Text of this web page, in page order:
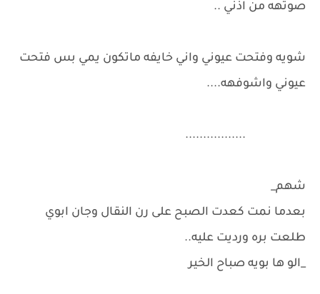
صوتهه من اذني ..
شويه وفتحت عيوني واني خايفه ماتكون يمي بس فتحت
عيوني واشوفهه....
.................
شهم_
بعدما نمت كعدت الصبح على رن النقال وجان ابوي
طلعت بره ورديت عليه..
_الو ها بويه صباح الخير